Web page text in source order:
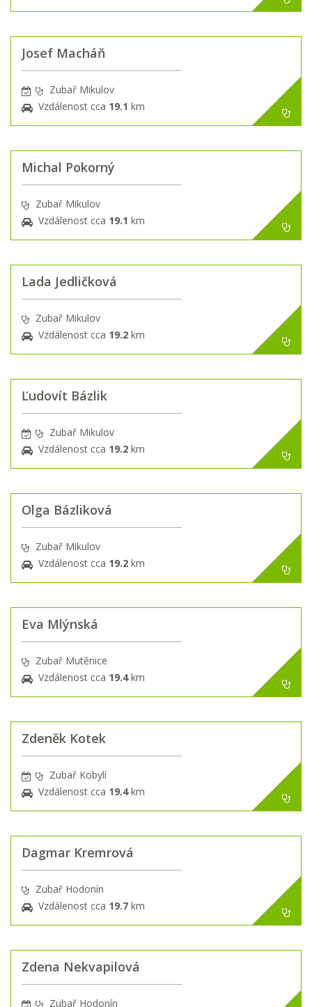
Josef Macháň
Zubař Mikulov
Vzdálenost cca 19.1 km
Michal Pokorný
Zubař Mikulov
Vzdálenost cca 19.1 km
Lada Jedličková
Zubař Mikulov
Vzdálenost cca 19.2 km
Ľudovít Bázlik
Zubař Mikulov
Vzdálenost cca 19.2 km
Olga Bázliková
Zubař Mikulov
Vzdálenost cca 19.2 km
Eva Mlýnská
Zubař Mutěnice
Vzdálenost cca 19.4km
Zdeněk Kotek
Zubař Kobylí
Vzdálenost cca 19.4km
Dagmar Kremrová
Zubař Hodonín
Vzdálenost cca 19.7 km
Zdena Nekvapilová
Zubař Hodonín